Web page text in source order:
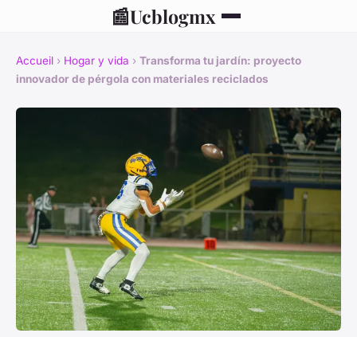
📰Ucblogmx
Accueil › Hogar y vida › Transforma tu jardín: proyecto
innovador de pérgola con materiales reciclados